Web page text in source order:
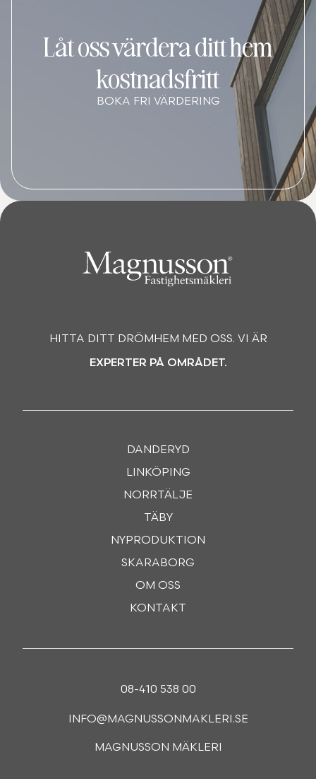
Låt oss värdera ditt hem
kostnadsfritt
BOKA FRI VÄRDERING
HITTA DITT DRÖMHEM MED OSS. VI ÄR
EXPERTER PÅ OMRÅDET.
DANDERYD
LINKÖPING
NORRTÄLJE
TÄBY
NYPRODUKTION
SKARABORG
OM OSS
KONTAKT
08-410 538 00
INFO@MAGNUSSONMAKLERI.SE
MAGNUSSON MÄKLERI